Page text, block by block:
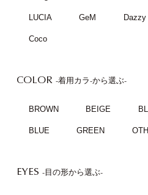
LUCIA GeM
Coco
COLOR -着用カラ-から選ぶ-
BROWN BEIGE
BLUE GREEN
EYES -目の形から選ぶ-